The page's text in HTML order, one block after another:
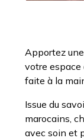
Apportez
votre espace
faite à la
Issue du
marocains,
avec soin et